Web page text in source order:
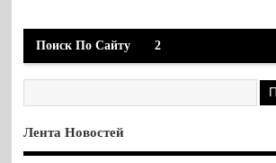
Поиск По Сайту 2
Лента Новостей